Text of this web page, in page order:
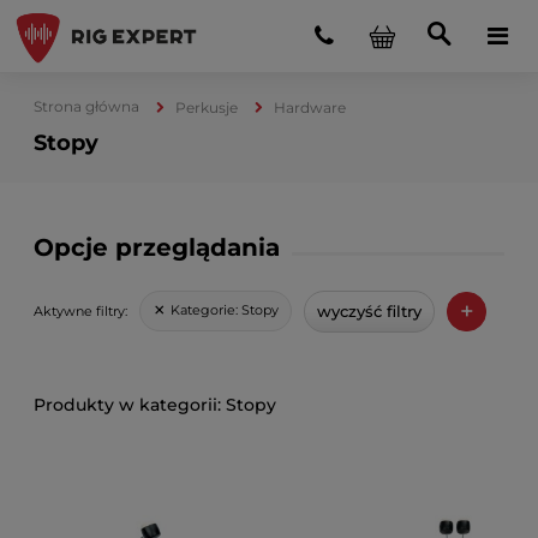
Strona główna Perkusje Hardware
Stopy
Opcje przeglądania
Aktywne filtry: Kategorie: Stopy wyczyść filtry +
Stopy